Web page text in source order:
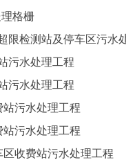
格栅
限检测站及停车区污水
污水处理工程
污水处理工程
污水处理工程
污水处理工程
收费站污水处理工程